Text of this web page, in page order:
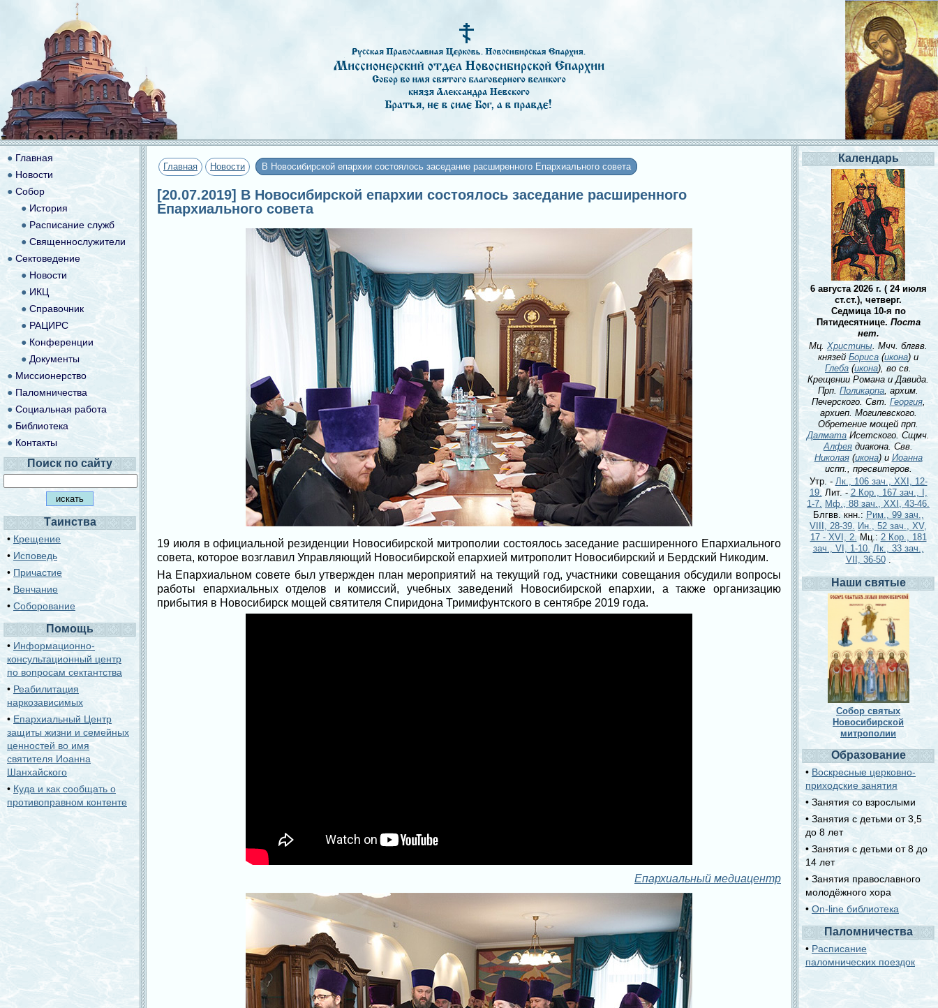
Главная Новости В Новосибирской епархии состоялось заседание расширенного Епархиального совета
[20.07.2019] В Новосибирской епархии состоялось заседание расширенного
Епархиального совета
19 июля в официальной резиденции Новосибирской митрополии состоялось заседание расширенного Епархиального
совета, которое возглавил Управляющий Новосибирской епархией митрополит Новосибирский и Бердский Никодим.
На Епархиальном совете был утвержден план мероприятий на текущий год, участники совещания обсудили вопросы
работы епархиальных отделов и комиссий, учебных заведений Новосибирской епархии, а также организацию
прибытия в Новосибирск мощей святителя Спиридона Тримифунтского в сентябре 2019 года.
Епархиальный медиацентр
● Главная
● Новости
● Собор
● История
● Расписание служб
● Священнослужители
● Сектоведение
● Новости
●ИКЦ
● Справочник
● РАЦИРС
● Конференции
● Документы
●Миссионерство
● Паломничества
●Социальная работа
● Библиотека
● Контакты
Поиск по сайту
Таинства
• Крещение
• Исповедь
• Причастие
• Венчание
• Соборование
Помощь
• Информационно-
консультационный центр
по вопросам сектантства
•Реабилитация
наркозависимых
•Епархиальный Центр
защиты жизни и семейных
ценностей во имя
святителя Иоанна
Шанхайского
• Куда и как сообщать о
противоправном контенте
Календарь
6 августа 2026 г. ( 24 июля
ст.ст.), четверг.
Седмица 10-я по
Пятидесятнице. Поста
нет.
Мц. Христины. Мчч. блгвв.
князей Бориса (икона) и
Глеба (икона), во св.
Крещении Романа и Давида.
Прп. Поликарпа, архим.
Печерского. Свт. Георгия,
архиеп. Могилевского.
Обретение мощей прп.
ДалматаИсетского. Сщмч.
Алфея диакона. Свв.
Николая(икона) и Иоанна
испп., пресвитеров.
Утр. - Лк., 106 зач., XXI, 12-
19. Лит. - 2 Кор., 167 зач., I,
1-7. Мф., 88 зач., XXI, 43-46.
Блгвв. кнн.: Рим., 99 зач.,
VIII, 28-39. Ин., 52 зач., XV,
17 - XVI, 2.Мц.: 2 Кор., 181
зач., VI, 1-10. Лк., 33 зач.,
VII, 36-50 .
Наши святые
Собор святых
Новосибирской
митрополии
Образование
• Воскресные церковно-
приходские занятия
• Занятия со взрослыми
• Занятия с детьми от 3,5
до 8 лет
• Занятия с детьми от 8 до
14 лет
• Занятия православного
молодёжного хора
• On-line библиотека
Паломничества
•Расписание
паломнических поездок